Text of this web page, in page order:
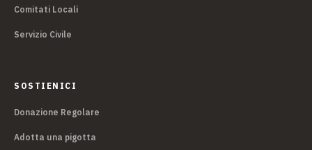
Comitati Locali
Servizio Civile
SOSTIENICI
Donazione Regolare
Adotta una pigotta